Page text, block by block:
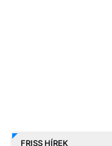
FRISS HÍREK